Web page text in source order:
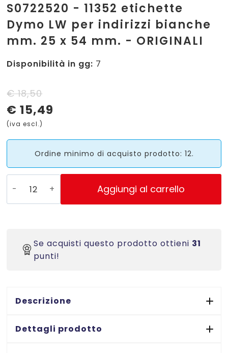
S0722520 - 11352 etichette
Dymo LW per indirizzi bianche
mm. 25 x 54 mm. - ORIGINALI
Disponibilità in gg: 7
€18,50
Il
prezzo
originale
€ 18,50.
€ 15,49
Il
prezzo
attuale
€ 15,49.
(iva escl.)
Ordine minimo di acquisto prodotto: 12.
S0722520
LW
per
mm.
x
Aggiungi al carrello
Se acquisti questo prodotto ottieni 31
punti!
Descrizione
Dettagli prodotto